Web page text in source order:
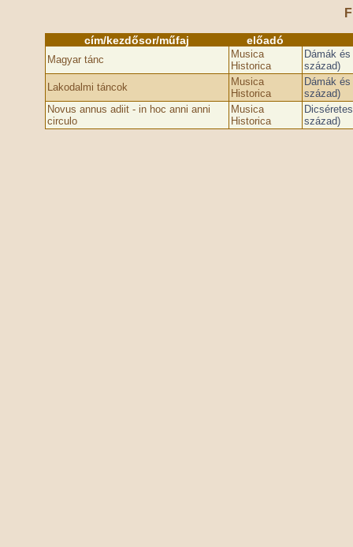
cím/kezdősor/műfaj előadó
Magyar tánc
Musica
Historica
Dámák
század)
Lakodalmi táncok
Musica
Historica
Dámák
század)
Novus annus adiit - in hoc anni anni
circulo
Musica
Historica
század)